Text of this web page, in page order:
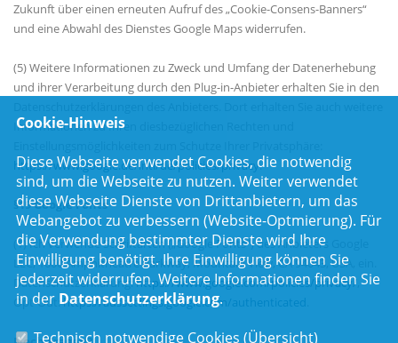
Zukunft über einen erneuten Aufruf des „Cookie-Consens-Banners“
und eine Abwahl des Dienstes Google Maps widerrufen.
(5) Weitere Informationen zu Zweck und Umfang der Datenerhebung
und ihrer Verarbeitung durch den Plug-in-Anbieter erhalten Sie in den
Informationen zu Ihren diesbezüglichen Rechten und
https://www.google.de/intl/de/policies/privacy.
§19 Google Fonts
(1) Ich verwende Schriftarten („Google Fonts“) des Anbieters Google
LLC, 1600 Amphitheatre Parkway, Mountain View, CA 94043, USA, ein.
Datenschutzerklärung:https://www.google.com/policies/privacy/
Opt-Out:https://adssettings.google.com/authenticated
Cookie-Hinweis
Diese Webseite verwendet Cookies, die notwendig
sind, um die Webseite zu nutzen. Weiter verwendet
diese Webseite Dienste von Drittanbietern, um das
Webangebot zu verbessern (Website-Optmierung). Für
die Verwendung bestimmter Dienste wird Ihre
Einwilligung benötigt. Ihre Einwilligung können Sie
jederzeit widerrufen. Weitere Informationen finden Sie
in der Datenschutzerklärung.
Technisch notwendige Cookies (Übersicht)